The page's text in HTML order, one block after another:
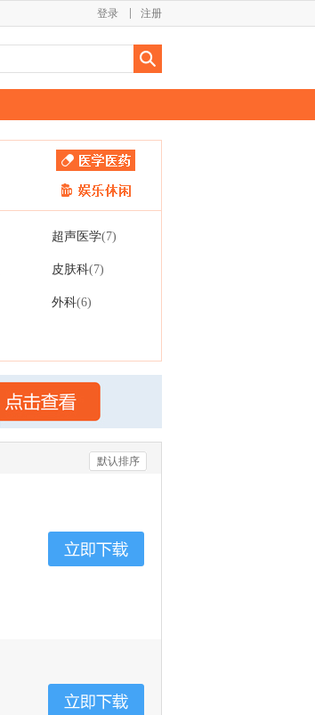
注册
登录
超声医学(7)
皮肤科(7)
外科(6)
默认排序